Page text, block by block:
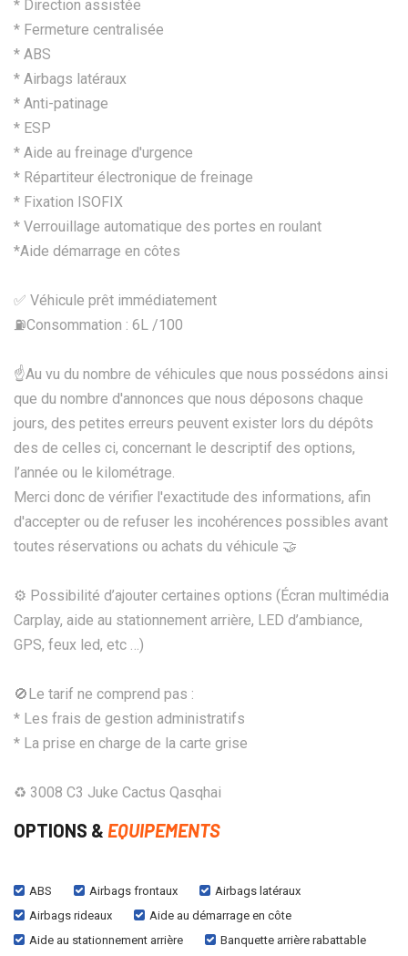
* Direction assistée
* Fermeture centralisée
* ABS
* Airbags latéraux
* Anti-patinage
* ESP
* Aide au freinage d'urgence
* Répartiteur électronique de freinage
* Fixation ISOFIX
* Verrouillage automatique des portes en roulant
*Aide démarrage en côtes
✅ Véhicule prêt immédiatement
⛽️Consommation : 6L /100
☝Au vu du nombre de véhicules que nous possédons ainsi
que du nombre d'annonces que nous déposons chaque
jours, des petites erreurs peuvent exister lors du dépôts
des de celles ci, concernant le descriptif des options,
l’année ou le kilométrage.
Merci donc de vérifier l'exactitude des informations, afin
d'accepter ou de refuser les incohérences possibles avant
toutes réservations ou achats du véhicule 🤝
⚙️ Possibilité d’ajouter certaines options (Écran multimédia
Carplay, aide au stationnement arrière, LED d’ambiance,
GPS, feux led, etc …)
🚫Le tarif ne comprend pas :
* Les frais de gestion administratifs
* La prise en charge de la carte grise
♻ 3008 C3 Juke Cactus Qasqhai
OPTIONS & EQUIPEMENTS
ABS Airbags frontaux
Airbags latéraux
Airbags rideaux
Aide au démarrage en côte
Aide au stationnement arrière
Banquette arrière rabattable